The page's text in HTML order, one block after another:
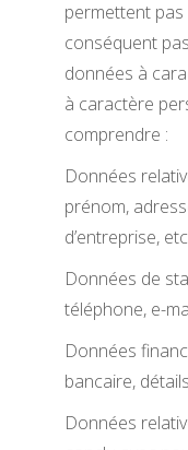
permettent
conséquent
données à
à caractère
comprendre :
Données
prénom,
d’entreprise,
Données de
téléphone, e-
Données
bancaire,
Données